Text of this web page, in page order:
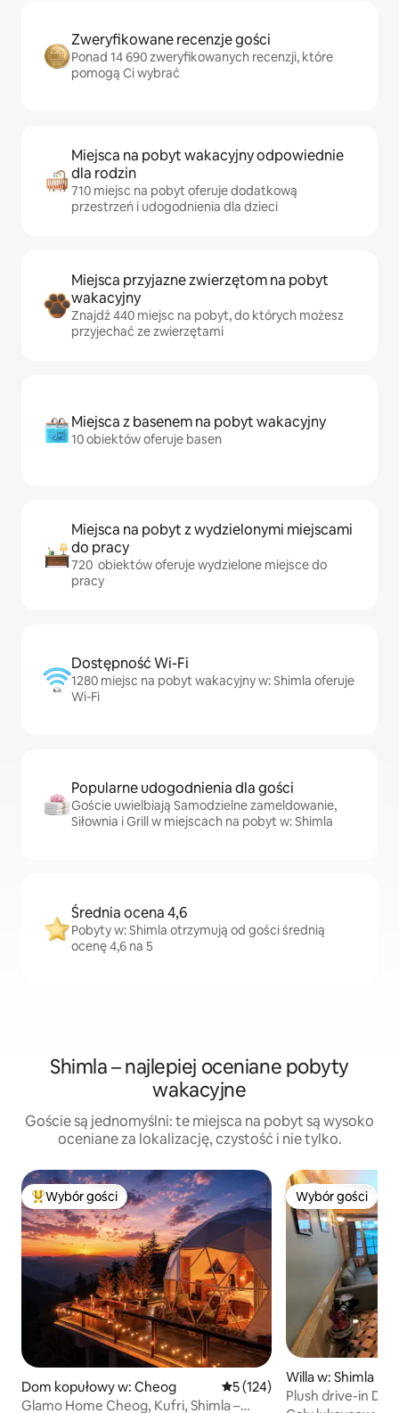
Zweryfikowane recenzje gości
Ponad 14 690 zweryfikowanych recenzji, które
pomogą Ci wybrać
Miejsca na pobyt wakacyjny odpowiednie
dla rodzin
710 miejsc na pobyt oferuje dodatkową
przestrzeń i udogodnienia dla dzieci
Miejsca przyjazne zwierzętom na pobyt
wakacyjny
Znajdź 440 miejsc na pobyt, do których możesz
przyjechać ze zwierzętami
Miejsca z basenem na pobyt wakacyjny
10 obiektów oferuje basen
Miejsca na pobyt z wydzielonymi miejscami
do pracy
720 obiektów oferuje wydzielone miejsce do
pracy
Dostępność Wi-Fi
1280 miejsc na pobyt wakacyjny w: Shimla oferuje
Wi-Fi
Popularne udogodnienia dla gości
Goście uwielbiają Samodzielne zameldowanie,
Siłownia i Grill w miejscach na pobyt w: Shimla
Średnia ocena 4,6
Pobyty w: Shimla otrzymują od gości średnią
ocenę 4,6 na 5
Shimla – najlepiej oceniane pobyty
wakacyjne
Goście są jednomyślni: te miejsca na pobyt są wysoko
oceniane za lokalizację, czystość i nie tylko.
Najpopularniejsze z kategorii Wybór gości
Wybór gości
Dom kopułowy w: Cheog Średnia ocena: 5 na 5, liczba
5 (124)
Glamo Home Cheog, Kufri, Shimla –
Wybór gości
Wybór gości
Willa w: Shimla
Plush drive-in